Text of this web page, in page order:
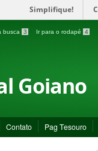
Simplifique!
busca 3 Ir para o rodapé 4
Goiano
Contato Pag Tesouro